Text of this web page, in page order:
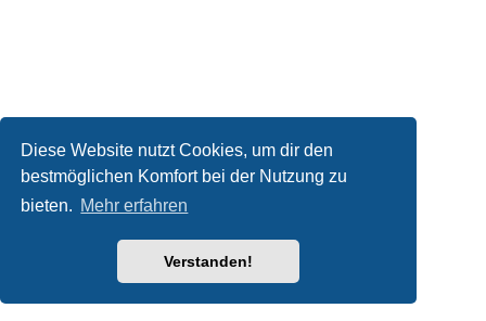
Diese Website nutzt Cookies, um dir den
bestmöglichen Komfort bei der Nutzung zu
bieten. Mehr erfahren
Verstanden!